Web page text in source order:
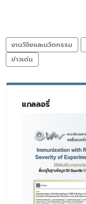
งานวิจัยและนวัตกรรม
ข่าวเด่น
แกลลอรี่